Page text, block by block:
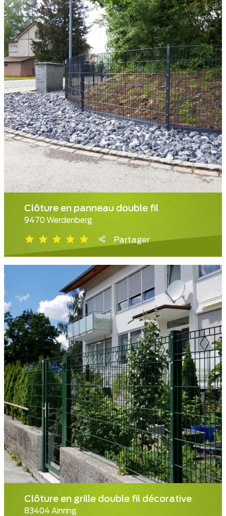
Clôture en panneau double fil
9470 Werdenberg
Partager
Clôture en grille double fil décorative
83404 Ainring